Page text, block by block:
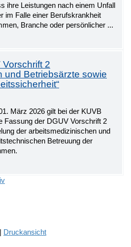
ihre Leistungen nach einem Unfall
im Falle einer Berufskrankheit
Branche oder persönlicher ...
2
und Betriebsärzte sowie
März 2026 gilt bei der KUVB
Fassung der DGUV Vorschrift 2
der arbeitsmedizinischen und
Betreuung der
| Druckansicht